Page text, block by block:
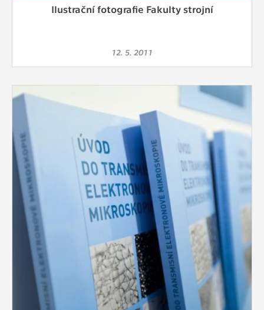
Ilustrační fotografie Fakulty strojní
12. 5. 2011